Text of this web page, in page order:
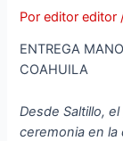
Poreditor editor
ENTREGA
COAHUILA
Desde Saltillo,
ceremonia en